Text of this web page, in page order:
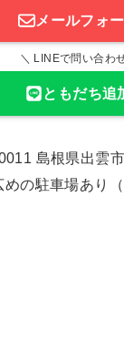
メールフォ
＼ LINEで問い合わ
ともだち追
島根県出雲
めの駐車場あり（